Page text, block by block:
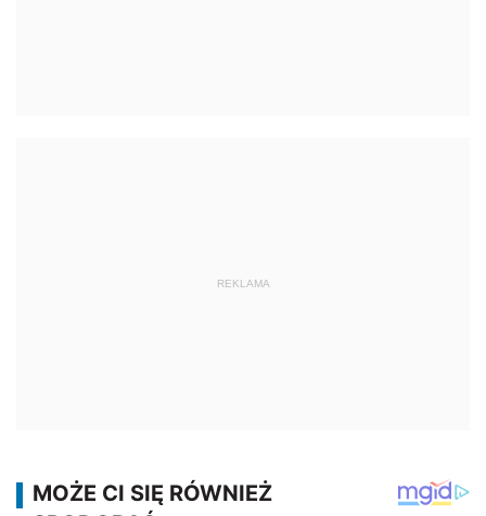
REKLAMA